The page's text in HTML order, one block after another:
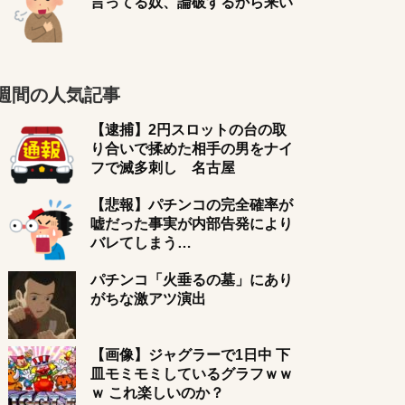
間の人気記事
【逮捕】2円スロットの台の取
り合いで揉めた相手の男をナイ
フで滅多刺し 名古屋
【悲報】パチンコの完全確率が
嘘だった事実が内部告発により
バレてしまう…
パチンコ「火垂るの墓」にあり
がちな激アツ演出
【画像】ジャグラーで1日中 下
皿モミモミしているグラフｗｗ
ｗ これ楽しいのか？